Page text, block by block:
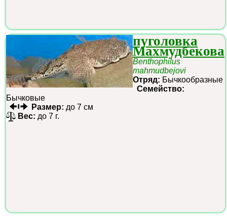
пуголовка
Махмудбекова
Benthophilus
mahmudbejovi
Отряд: Бычкообразные
Семейство:
Бычковые
Размер: до 7 см
Вес: до 7 г.